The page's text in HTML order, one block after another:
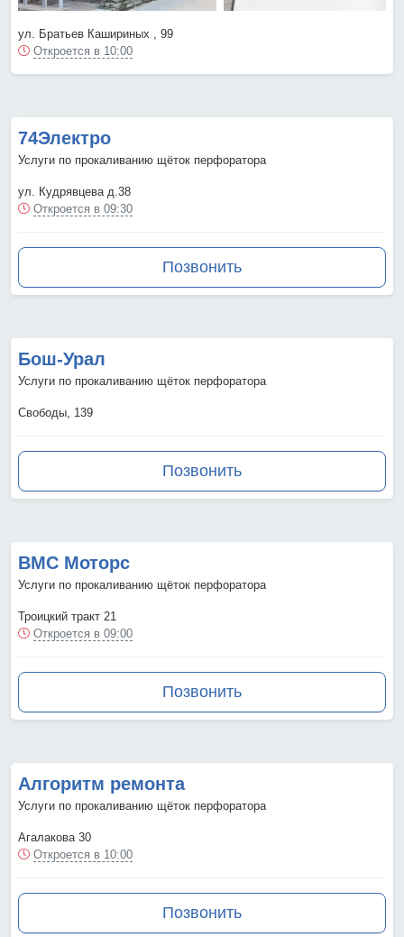
ул. Братьев Кашириных , 99
Откроется в 10:00
74Электро
Услуги по прокаливанию щёток перфоратора
ул. Кудрявцева д.38
Откроется в 09:30
Позвонить
Бош-Урал
Услуги по прокаливанию щёток перфоратора
Свободы, 139
Позвонить
ВМС Моторс
Услуги по прокаливанию щёток перфоратора
Троицкий тракт 21
Откроется в 09:00
Позвонить
Алгоритм ремонта
Услуги по прокаливанию щёток перфоратора
Агалакова 30
Откроется в 10:00
Позвонить